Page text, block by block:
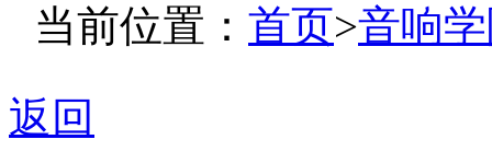
当前位置： 首页>音响
返回